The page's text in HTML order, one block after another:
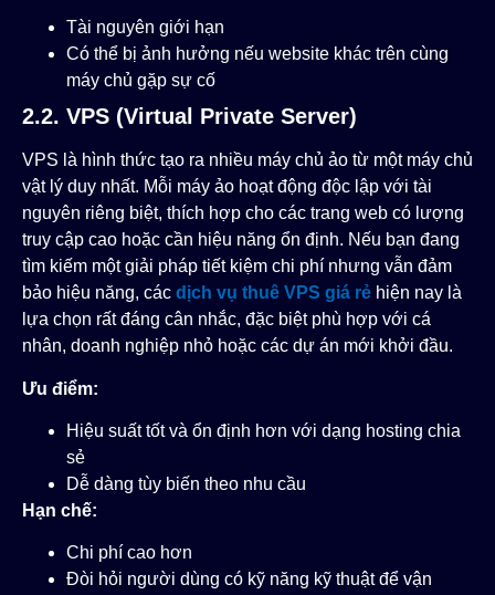
Tài nguyên giới hạn
Có thể bị ảnh hưởng nếu website khác trên cùng
máy chủ gặp sự cố
2.2. VPS (Virtual Private Server)
VPS là hình thức tạo ra nhiều máy chủ ảo từ một máy chủ
vật lý duy nhất. Mỗi máy ảo hoạt động độc lập với tài
nguyên riêng biệt, thích hợp cho các trang web có lượng
truy cập cao hoặc cần hiệu năng ổn định. Nếu bạn đang
tìm kiếm một giải pháp tiết kiệm chi phí nhưng vẫn đảm
bảo hiệu năng, các dịch vụ thuê VPS giá rẻ hiện nay là
lựa chọn rất đáng cân nhắc, đặc biệt phù hợp với cá
nhân, doanh nghiệp nhỏ hoặc các dự án mới khởi đầu.
Ưu điểm:
Hiệu suất tốt và ổn định hơn với dạng hosting chia
sẻ
Dễ dàng tùy biến theo nhu cầu
Hạn chế:
Chi phí cao hơn
Đòi hỏi người dùng có kỹ năng kỹ thuật để vận